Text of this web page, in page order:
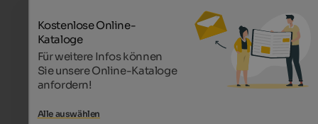
Kostenlose Online-
Kataloge
Für weitere Infos können
Sie unsere Online-Kataloge
anfordern!
Alle auswählen